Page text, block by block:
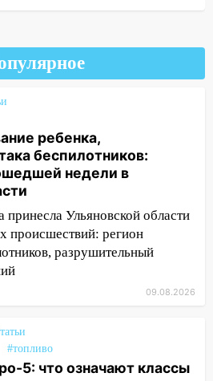
в Ульяновске на
лодка
упавшее дерево
машине двух женщин
области
мостов: один уже
почти завершены
последствия
непогоды в
фестиваль «Наше
ребенка,
беспилотников:
недели в
принесла Ульяновской области
происшествий: регион
разрушительный
09.08.2026
#топливо
5: что означают классы